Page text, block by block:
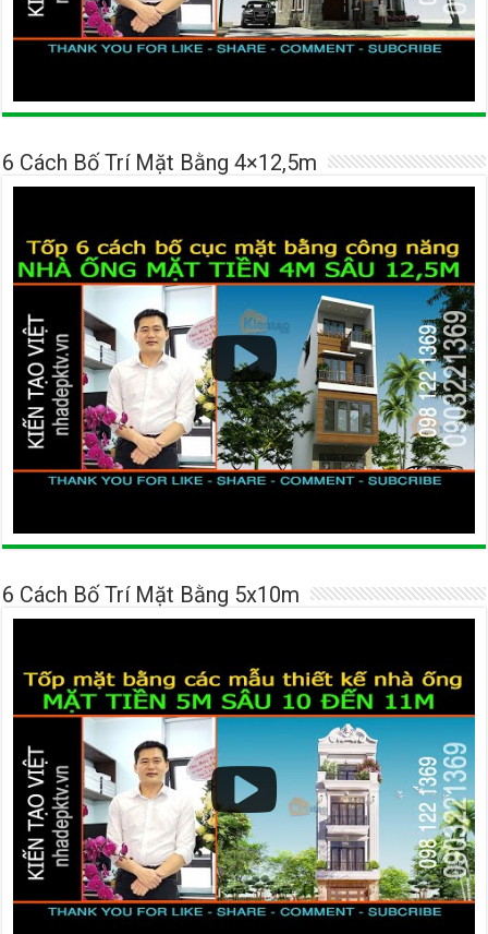
6 Cách Bố Trí Mặt Bằng 4×12,5m
6 Cách Bố Trí Mặt Bằng 5x10m